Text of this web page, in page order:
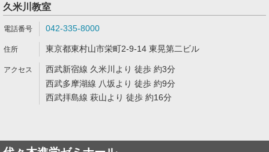
久米川教室
042-335-8000
東京都東村山市栄町2-9-14 東晃第二ビル
西武新宿線 久米川より 徒歩 約3分
西武多摩湖線 八坂より 徒歩 約9分
西武拝島線 萩山より 徒歩 約16分